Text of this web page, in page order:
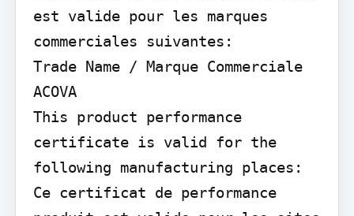
est valide pour les marques
commerciales suivantes:
Trade Name / Marque Commerciale
ACOVA
This product performance
certificate is valid for the
following manufacturing places:
Ce certificat de performance